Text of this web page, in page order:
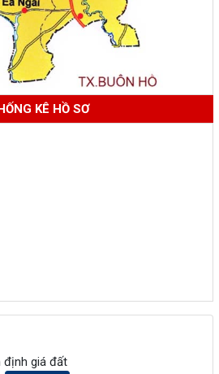
KÊ HỒ SƠ
định giá đất